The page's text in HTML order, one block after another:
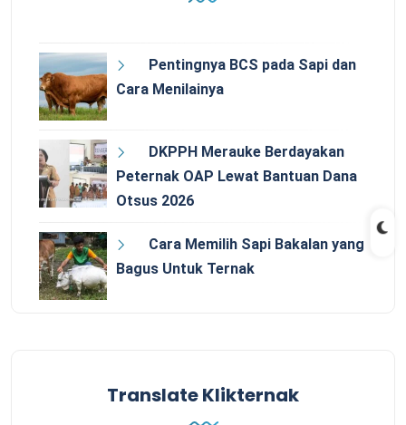
Pentingnya BCS pada Sapi dan
Cara Menilainya
DKPPH Merauke Berdayakan
Peternak OAP Lewat Bantuan Dana
Otsus 2026
Cara Memilih Sapi Bakalan yang
Bagus Untuk Ternak
Translate Klikternak